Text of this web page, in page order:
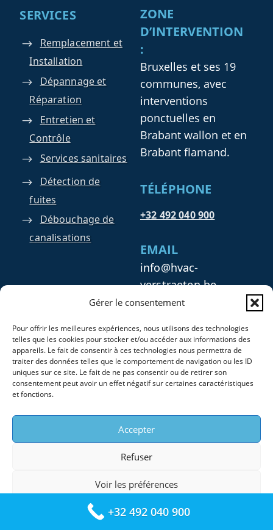
Gérer le consentement
Pour offrir les meilleures expériences, nous utilisons des technologies
telles que les cookies pour stocker et/ou accéder aux informations des
appareils. Le fait de consentir à ces technologies nous permettra de
traiter des données telles que le comportement de navigation ou les ID
uniques sur ce site. Le fait de ne pas consentir ou de retirer son
consentement peut avoir un effet négatif sur certaines caractéristiques
et fonctions.
Accepter
Refuser
Voir les préférences
Mentions legales
SERVICES
Remplacement et
Installation
Dépannage et
Réparation
Entretien et
Contrôle
Services sanitaires
Détection de
fuites
Débouchage de
canalisations
ZONE
D’INTERVENTION
:
Bruxelles et ses 19
communes, avec
interventions
ponctuelles en
Brabant wallon et en
Brabant flamand.
TÉLÉPHONE
+32 492 040 900
EMAIL
info@hvac-
verstraeten.be
HVAC Verstraeten
Numéro : 1011.327.938
Numéro TVA : BE 1011
Copyright © 2025 – HVAC VERSTRAETEN –
+32 492 040 900